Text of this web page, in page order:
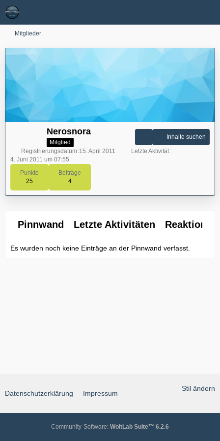
Mitglieder
Nerosnora
Mitglied
Punkte
25
Beiträge
4
Inhalte suchen
Registrierungsdatum 15. April 2011
Letzte Aktivität
4. Juni 2011 um 07:55
Pinnwand Letzte Aktivitäten Reaktionen
Es wurden noch keine Einträge an der Pinnwand verfasst.
Stil ändern
Datenschutzerklärung Impressum
Community-Software: WoltLab Suite™ 6.2.6